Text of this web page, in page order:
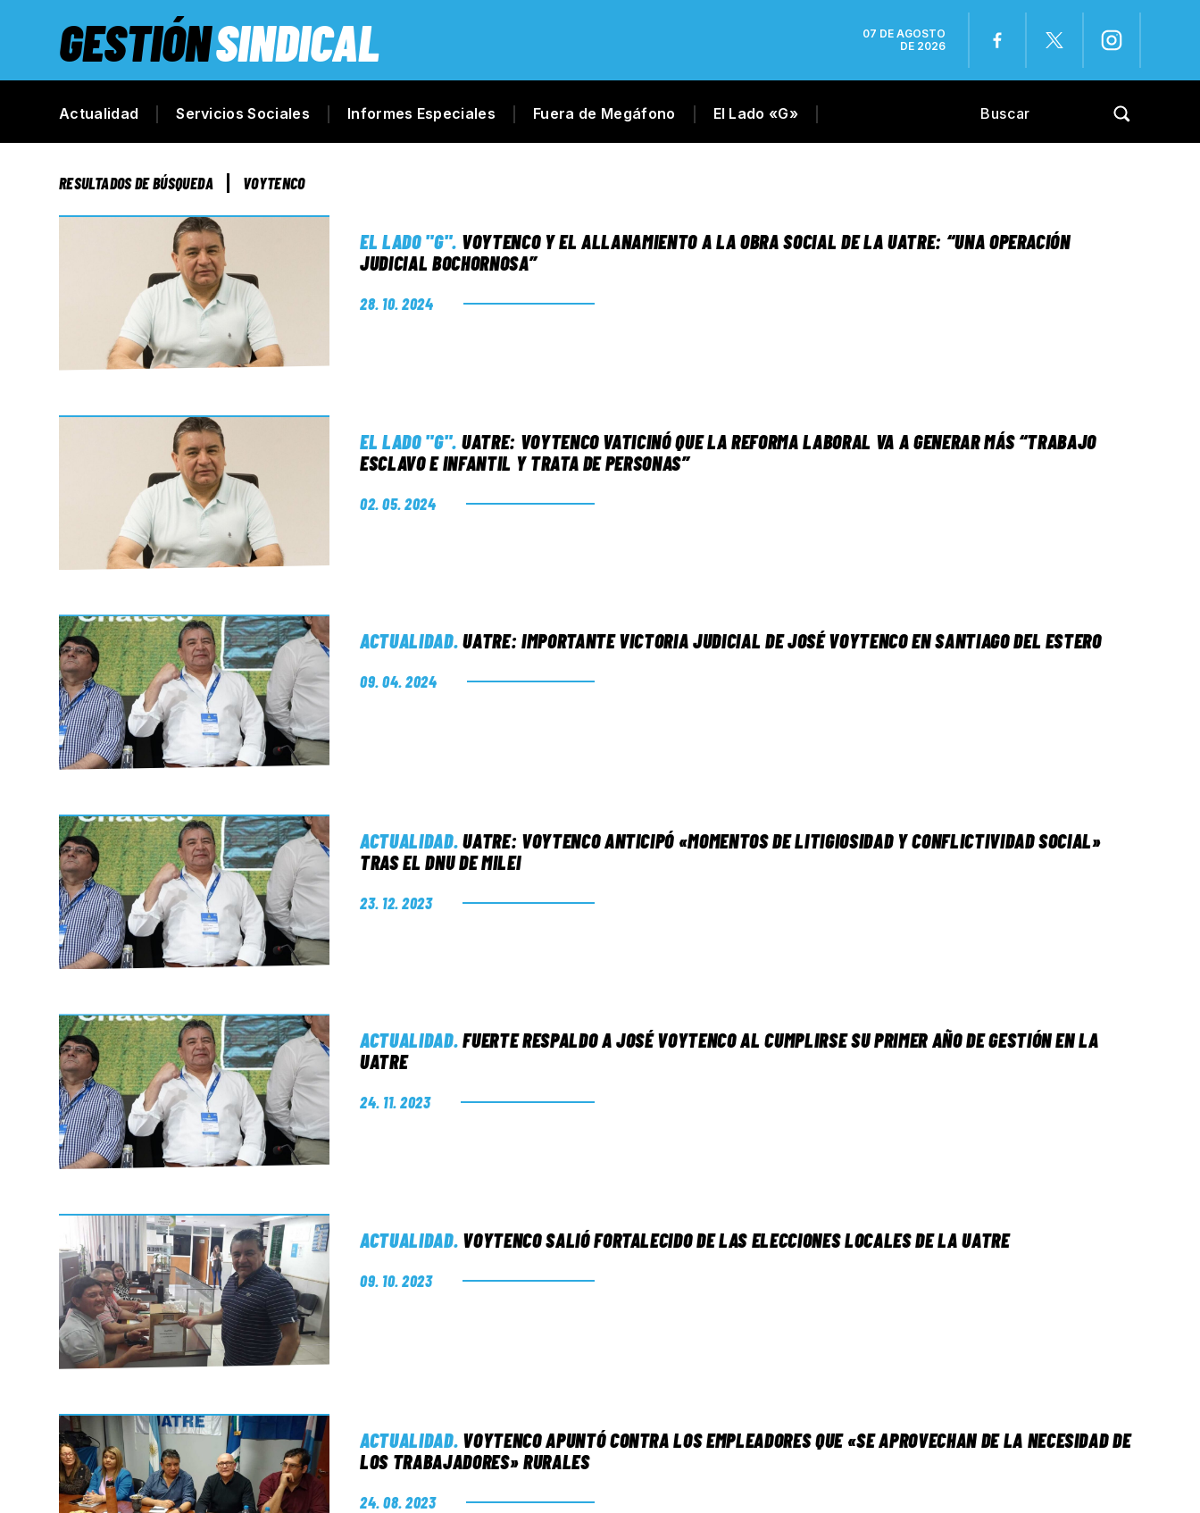
GESTIÓNSINDICAL
07 DE AGOSTO
DE 2026
Actualidad Servicios Sociales Informes Especiales Fuera de Megáfono El Lado «G»
RESULTADOS DE BÚSQUEDA VOYTENCO
EL LADO "G". VOYTENCO Y EL ALLANAMIENTO A LA OBRA SOCIAL DE LA UATRE: “UNA OPERACIÓN
JUDICIAL BOCHORNOSA”
28. 10. 2024
EL LADO "G". UATRE: VOYTENCO VATICINÓ QUE LA REFORMA LABORAL VA A GENERAR MÁS “TRABAJO
ESCLAVO E INFANTIL Y TRATA DE PERSONAS”
02. 05. 2024
ACTUALIDAD. UATRE: IMPORTANTE VICTORIA JUDICIAL DE JOSÉ VOYTENCO EN SANTIAGO DEL ESTERO
09. 04. 2024
ACTUALIDAD. UATRE: VOYTENCO ANTICIPÓ «MOMENTOS DE LITIGIOSIDAD Y CONFLICTIVIDAD SOCIAL»
TRAS EL DNU DE MILEI
23. 12. 2023
ACTUALIDAD. FUERTE RESPALDO A JOSÉ VOYTENCO AL CUMPLIRSE SU PRIMER AÑO DE GESTIÓN EN LA
UATRE
24. 11. 2023
ACTUALIDAD. VOYTENCO SALIÓ FORTALECIDO DE LAS ELECCIONES LOCALES DE LA UATRE
09. 10. 2023
ACTUALIDAD. VOYTENCO APUNTÓ CONTRA LOS EMPLEADORES QUE «SE APROVECHAN DE LA NECESIDAD DE
LOS TRABAJADORES» RURALES
24. 08. 2023